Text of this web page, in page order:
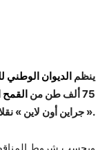
ينظم الديوان الوطني
75 ألف طن من
القمح
« جراين أون لاين » نقلا عن تجار أوروبيين.